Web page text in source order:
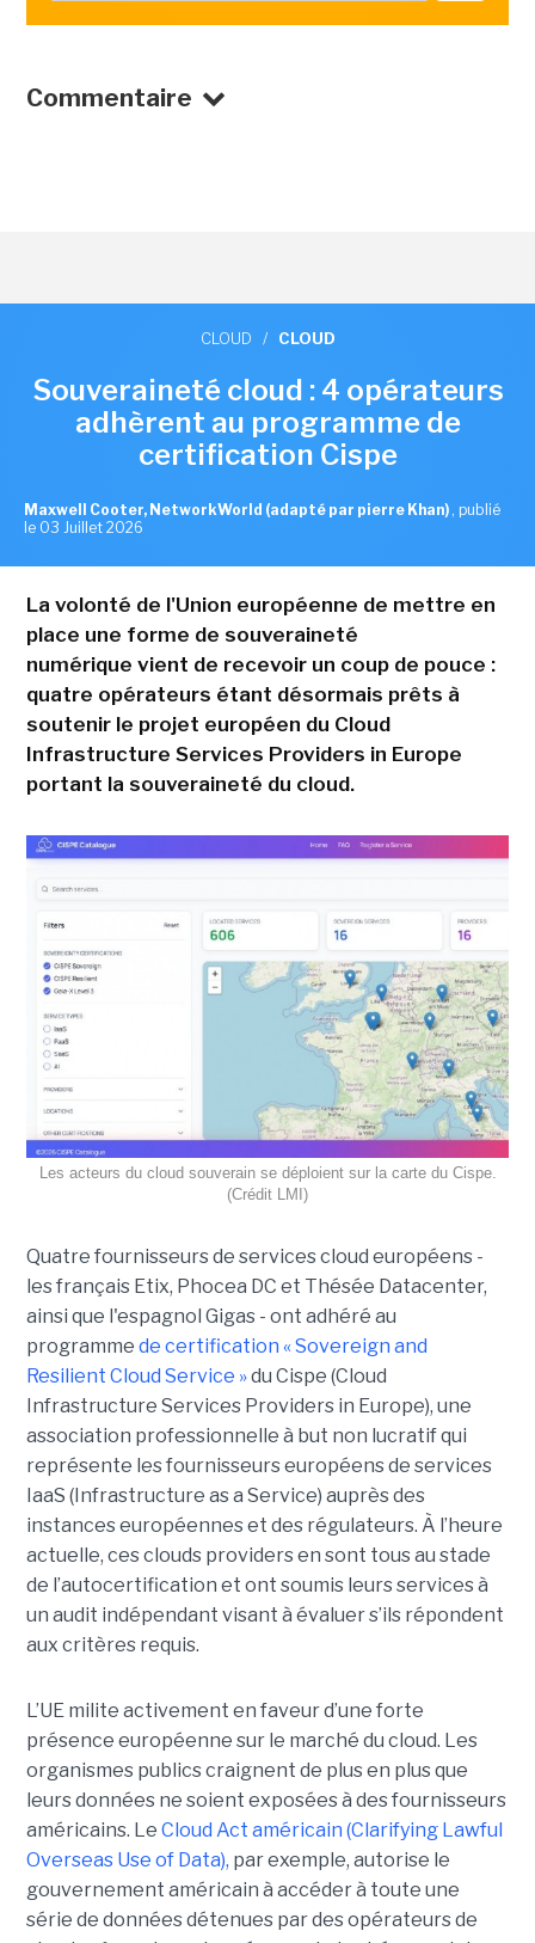
Commentaire
CLOUD / CLOUD
Souveraineté cloud : 4 opérateurs
adhèrent au programme de
certification Cispe
Maxwell Cooter, NetworkWorld (adapté par pierre Khan) , publié
le 03 Juillet 2026
La volonté de l'Union européenne de mettre en
place une forme de souveraineté
numérique vient de recevoir un coup de pouce :
quatre opérateurs étant désormais prêts à
soutenir le projet européen du Cloud
Infrastructure Services Providers in Europe
portant la souveraineté du cloud.
Les acteurs du cloud souverain se déploient sur la carte du Cispe.
(Crédit LMI)
Quatre fournisseurs de services cloud européens -
les français Etix, Phocea DC et Thésée Datacenter,
ainsi que l'espagnol Gigas - ont adhéré au
programme de certification « Sovereign and
Resilient Cloud Service »du Cispe (Cloud
Infrastructure Services Providers in Europe), une
association professionnelle à but non lucratif qui
représente les fournisseurs européens de services
IaaS (Infrastructure as a Service) auprès des
instances européennes et des régulateurs. À l’heure
actuelle, ces clouds providers en sont tous au stade
de l’autocertification et ont soumis leurs services à
un audit indépendant visant à évaluer s’ils répondent
aux critères requis.
L’UE milite activement en faveur d’une forte
présence européenne sur le marché du cloud. Les
organismes publics craignent de plus en plus que
leurs données ne soient exposées à des fournisseurs
américains. Le Cloud Act américain (Clarifying Lawful
Overseas Use of Data), par exemple, autorise le
gouvernement américain à accéder à toute une
série de données détenues par des opérateurs de